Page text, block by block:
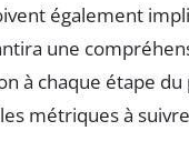
également
une
à chaque étape
métriques à